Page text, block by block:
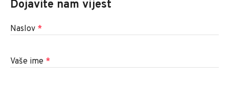
Dojavite nam vijest
Naslov *
Vaše ime *